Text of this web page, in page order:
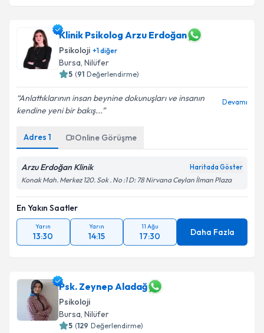
Klinik Psikolog Arzu Erdoğan
Psikoloji +1diğer
Bursa, Nilüfer
5 (91 Değerlendirme)
Anlattıklarının insan beynine dokunuşları ve insanın
kendine yeni bir bakış...
Devamı
Adres 1 Online Görüşme
Arzu Erdoğan Klinik Haritada Göster
Konak Mah. Merkez 120. Sok . No :1 D: 78 Nirvana Ceylan İlman Plaza
En Yakın Saatler
Yarın
13:30
Yarın
14:15
11 Ağu
17:30 Daha Fazla
Psk. Zeynep Aladağ
Psikoloji
Bursa, Nilüfer
5 (129 Değerlendirme)